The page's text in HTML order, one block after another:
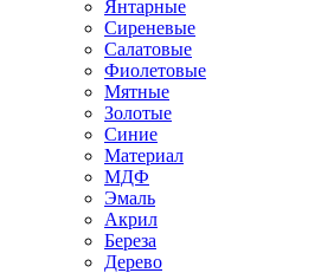
Янтарные
Сиреневые
Салатовые
Фиолетовые
Мятные
Золотые
Синие
Материал
МДФ
Эмаль
Акрил
Береза
Дерево